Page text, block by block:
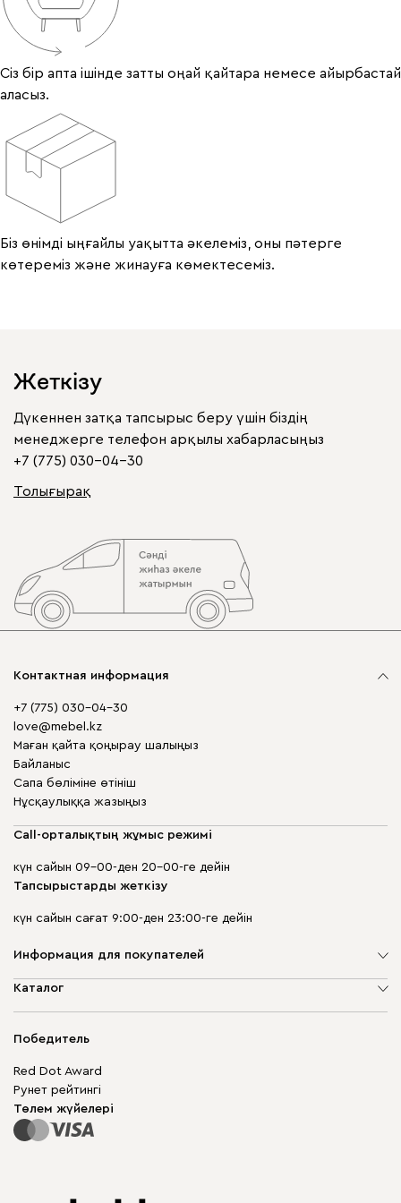
Сіз бір апта ішінде затты оңай қайтара немесе айырбастай
аласыз.
Біз өнімді ыңғайлы уақытта әкелеміз, оны пәтерге
көтереміз және жинауға көмектесеміз.
Жеткізу
Дүкеннен затқа тапсырыс беру үшін біздің
менеджерге телефон арқылы хабарласыңыз
+7 (775) 030-04-30
Толығырақ
Контактная информация
+7 (775) 030-04-30
love@mebel.kz
Маған қайта қоңырау шалыңыз
Байланыс
Сапа бөліміне өтініш
Нұсқаулыққа жазыңыз
Call-орталықтың жұмыс режимі
күн сайын 09-00-ден 20-00-ге дейін
Тапсырыстарды жеткізу
күн сайын сағат 9:00-ден 23:00-ге дейін
Информация для покупателей
Компания туралы
Кепілдік
Сайт картасы
Каталог
Шкаф жиһазы
Модульдік жиһаз
Үстелдер мен орындықтар
Победитель
Red Dot Award
Рунет рейтингі
Төлем жүйелері